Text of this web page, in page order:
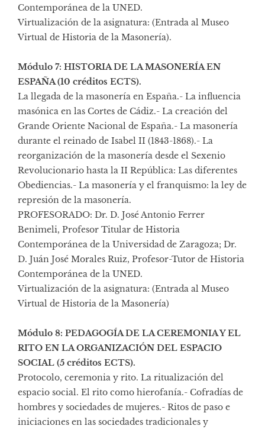
Contemporánea de la UNED.
Virtualización de la asignatura: (Entrada al Museo
Virtual de Historia de la Masonería).
Módulo 7: HISTORIA DE LA MASONERÍA EN
ESPAÑA (10 créditos ECTS).
La llegada de la masonería en España.- La influencia
masónica en las Cortes de Cádiz.- La creación del
Grande Oriente Nacional de España.- La masonería
durante el reinado de Isabel II (1843-1868).- La
reorganización de la masonería desde el Sexenio
Revolucionario hasta la II República: Las diferentes
Obediencias.- La masonería y el franquismo: la ley de
represión de la masonería.
PROFESORADO: Dr. D. José Antonio Ferrer
Benimeli, Profesor Titular de Historia
Contemporánea de la Universidad de Zaragoza; Dr.
D. Juán José Morales Ruiz, Profesor-Tutor de Historia
Contemporánea de la UNED.
Virtualización de la asignatura: (Entrada al Museo
Virtual de Historia de la Masonería)
Módulo 8: PEDAGOGÍA DE LA CEREMONIA Y EL
RITO EN LA ORGANIZACIÓN DEL ESPACIO
SOCIAL (5 créditos ECTS).
Protocolo, ceremonia y rito. La ritualización del
espacio social. El rito como hierofanía.- Cofradías de
hombres y sociedades de mujeres.- Ritos de paso e
iniciaciones en las sociedades tradicionales y